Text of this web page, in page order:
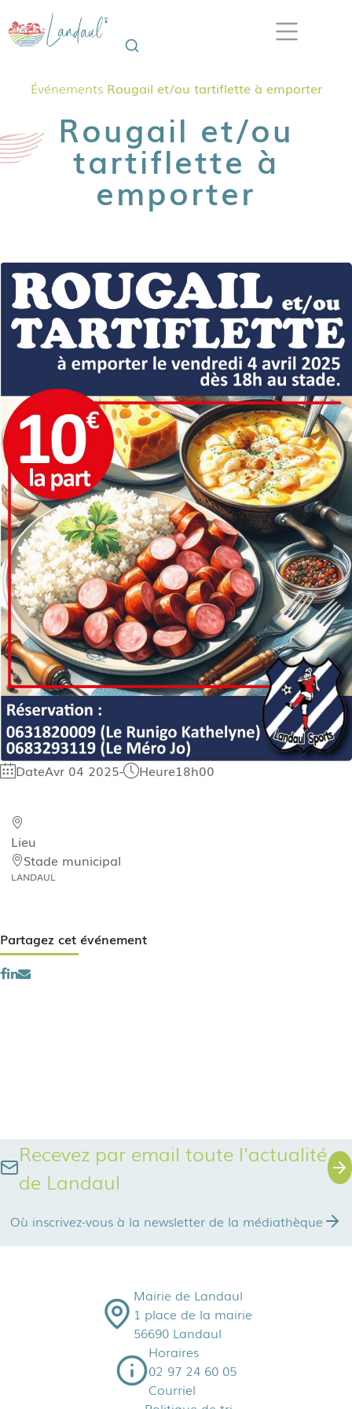
Événements Rougail et/ou tartiflette à emporter
Rougail et/ou
tartiflette à
emporter
DateAvr 04 2025- Heure18h00
Lieu
Stade municipal
LANDAUL
Partagez cet événement
Recevez par email toute l'actualité
de Landaul
Où inscrivez-vous à la newsletter de la médiathèque
Mairie de Landaul
1 place de la mairie
56690 Landaul
Horaires
02 97 24 60 05
Courriel